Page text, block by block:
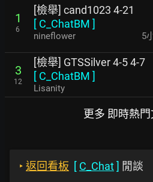
1
6
[檢舉] cand1023 4-21
[ C_ChatBM ]
nineflower 5
3
12
[檢舉] GTSSilver 4-5 4-7
[ C_ChatBM ]
Lisanity
更多 即時熱門
‣ 返回看板 [ C_Chat] 閒談